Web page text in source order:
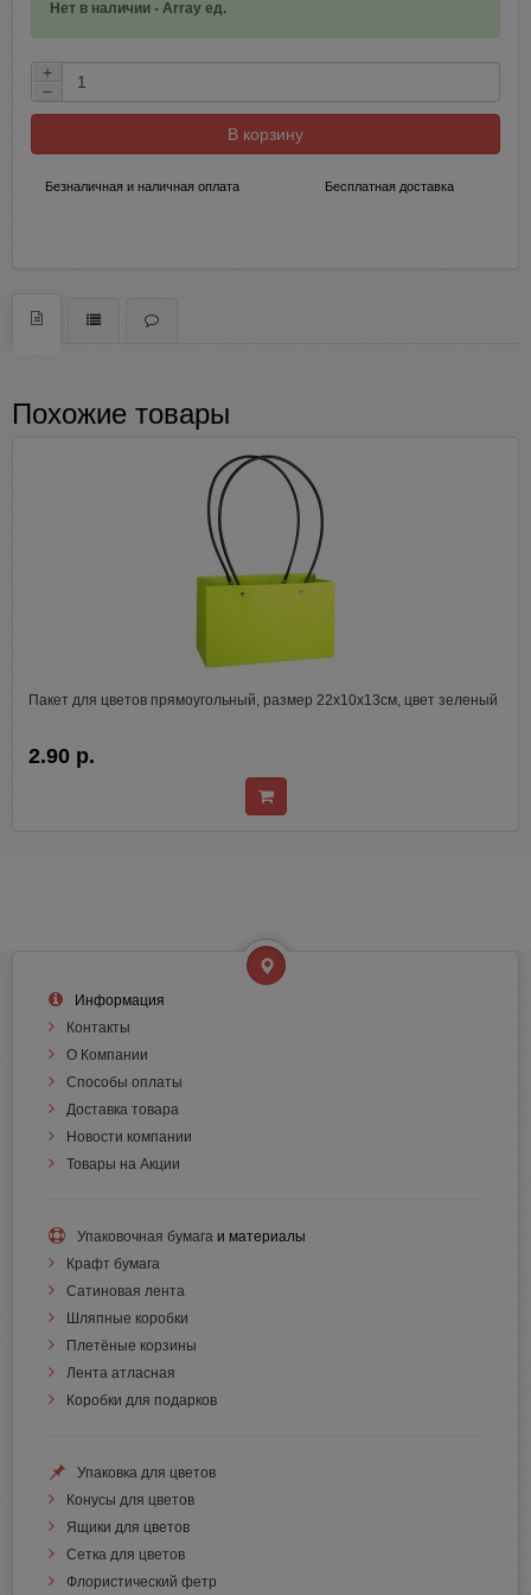
Нет в наличии - Array ед.
+
−
В корзину
Безналичная и наличная оплата Бесплатная доставка
Похожие товары
Пакет для цветов прямоугольный, размер 22х10х13см, цвет зеленый
2.90 р.
Информация
Контакты
О Компании
Способы оплаты
Доставка товара
Новости компании
Товары на Акции
Упаковочная бумага и материалы
Крафт бумага
Сатиновая лента
Шляпные коробки
Плетёные корзины
Лента атласная
Коробки для подарков
Упаковка для цветов
Конусы для цветов
Ящики для цветов
Сетка для цветов
Флористический фетр